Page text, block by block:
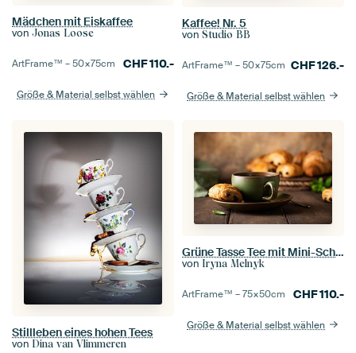
Mädchen mit Eiskaffee
von Jonas Loose
ArtFrame™ –50×75cm CHF110.-
Größe & Material selbst wählen
Kaffee! Nr. 5
von Studio BB
ArtFrame™ –50×75cm CHF126.-
Größe & Material selbst wählen
Stillleben eines hohen Tees
von Dina van Vlimmeren
Grüne Tasse Tee mit Mini-Schokoladenbrötchen
von Iryna Melnyk
ArtFrame™ –75×50cm CHF110.-
Größe & Material selbst wählen